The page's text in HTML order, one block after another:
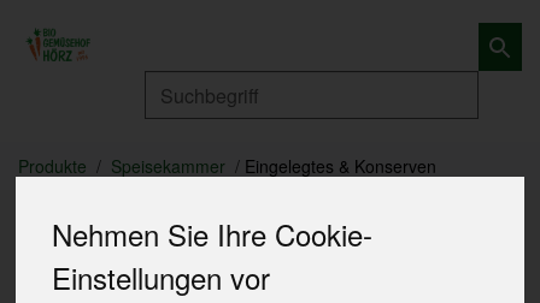
Nehmen Sie Ihre Cookie-
Einstellungen vor
Produkte Speisekammer Eingelegtes & Konserven